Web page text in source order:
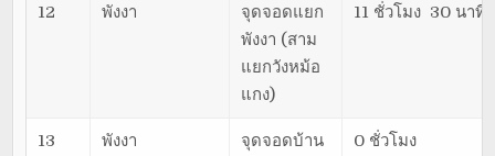
12 พังงา
จุดจอดแยก
พังงา (สาม
แยกวังหม้อ
แกง)
11 ชั่วโมง 30 นาที
13 พังงา
จุดจอดบ้าน
0 ชั่วโมง